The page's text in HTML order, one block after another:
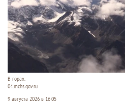
В горах.
04.mchs.gov.ru
9 августа 2026 в 16:05